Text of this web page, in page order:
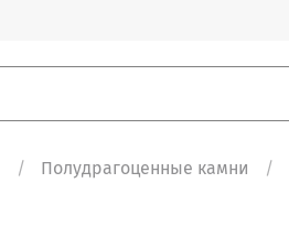
Полудрагоценные камни